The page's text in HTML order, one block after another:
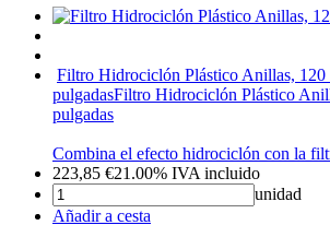
Filtro Hidrociclón Plástico Anillas, 120
pulgadasFiltro Hidrociclón Plástico
pulgadas
Combina el efecto hidrociclón con la
223,85 €21.00% IVA incluido
unidad
Añadir a cesta